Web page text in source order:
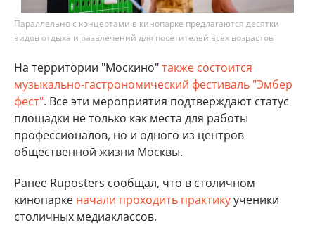
Параллельно с концертами в кинопарке предлагаются десятки
видов отдыха и развлечений для посетителей всех возрастов
На территории "Москино"также состоится
музыкально‑гастрономический фестиваль "Эмбер
фест". Все эти мероприятия подтверждают статус
площадки не только как места для работы
профессионалов, но и одного из центров
общественной жизни Москвы.
Ранее Ruposters сообщал, что в столичном
кинопарке начали проходить практикуученики
столичных медиаклассов.